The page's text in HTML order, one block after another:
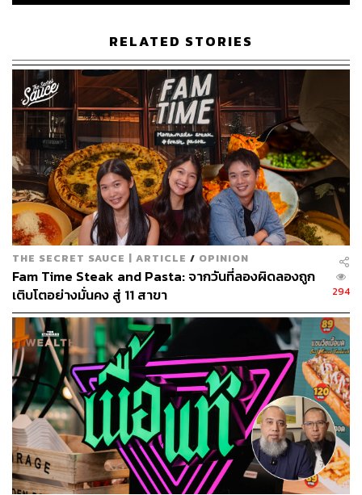
ชั้น B ศูนย์การค้ายูเนี่ยนมอลล์ กรุงเทพฯ เปิดทุกวันตามเวลา
ภาพ:Good Noodle BKK
TAGS: ร้านอาหาร บะหมี่กึ่งสำเร็จรูป Good Noodle
251
ABOUT THE AUTHOR
วรนิต หิรัญพงษ์
อดีตนักเขียนอาหาร ท่องเที่ยว และความ
สัมพันธ์ ปัจจุบันเป็นนักเขียนอิสระที่กำลังตาม
หาความฝันและเส้นทางใหม่ในประเทศญี่ปุ่น
RELATED STORIES
THE SECRET SAUCE | ARTICLE / OPINION
Fam Time Steak and Pasta: จากวันที่ลองผิดลองถูก
เติบโตอย่างมั่นคง สู่ 11 สาขา
294